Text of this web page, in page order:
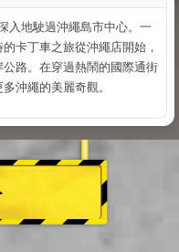
入地駛過沖繩島市中心。一
卡丁車之旅從沖繩店開始，
路。在穿過熱鬧的國際通街
沖繩的美麗奇觀。